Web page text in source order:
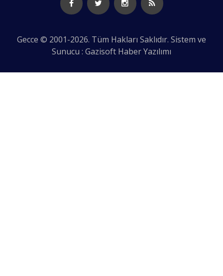
Gecce © 2001-2026. Tüm Hakları Saklıdır. Sistem ve
Sunucu : Gazisoft Haber Yazılımı